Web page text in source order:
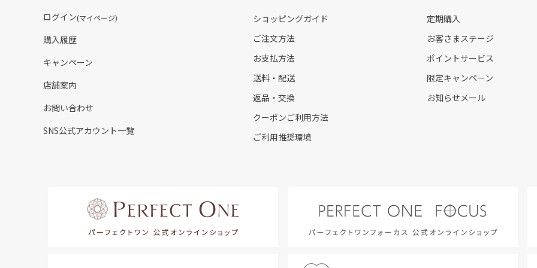
ログイン(マイページ)
購入履歴
キャンペーン
店舗案内
お問い合わせ
SNS公式アカウント一覧
ショッピングガイド
ご注文方法
お支払方法
送料・配送
返品・交換
クーポンご利用方法
ご利用推奨環境
定期購入
お客さまステージ
ポイントサービス
限定キャンペーン
お知らせメール